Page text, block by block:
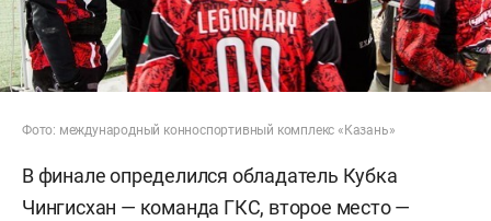
Фото: международный конноспортивный комплекс «Казань»
В финале определился обладатель Кубка
Чингисхан — команда ГКС, второе место —